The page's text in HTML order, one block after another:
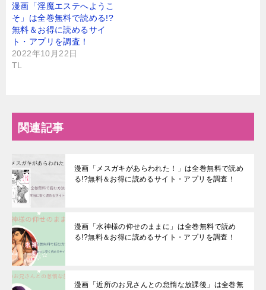
漫画「淫魔エステへようこ
そ」は全巻無料で読める!?
無料＆お得に読めるサイ
ト・アプリを調査！
2022年10月22日
TL
関連記事
漫画「メスガキがあらわれた！」は全巻無料で読め
る!?無料＆お得に読めるサイト・アプリを調査！
漫画「水神様の仰せのままに」は全巻無料で読め
る!?無料＆お得に読めるサイト・アプリを調査！
漫画「近所のお兄さんとの怠惰な放課後」は全巻無